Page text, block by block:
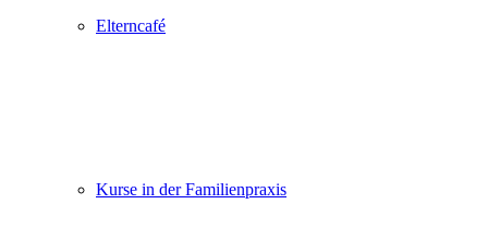
Elterncafé
Kurse in der Familienpraxis